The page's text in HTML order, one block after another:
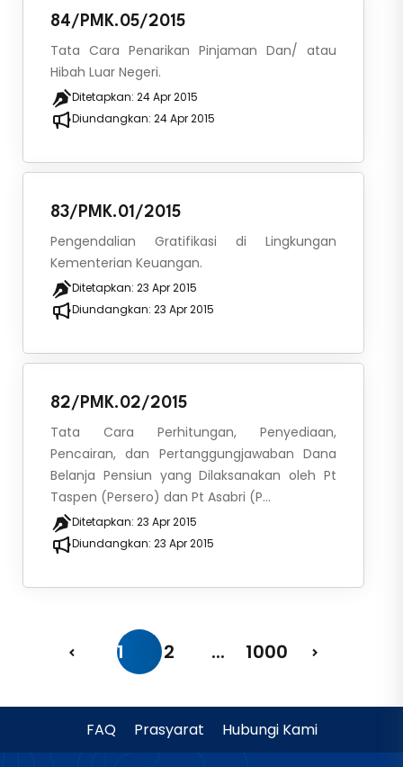
84/PMK.05/2015
Tata Cara Penarikan Pinjaman Dan/ atau
Hibah Luar Negeri.
Ditetapkan: 24 Apr 2015
Diundangkan: 24 Apr 2015
83/PMK.01/2015
Pengendalian Gratifikasi di Lingkungan
Kementerian Keuangan.
Ditetapkan: 23 Apr 2015
Diundangkan: 23 Apr 2015
82/PMK.02/2015
Tata Cara Perhitungan, Penyediaan,
Pencairan, dan Pertanggungjawaban Dana
Belanja Pensiun yang Dilaksanakan oleh Pt
Taspen (Persero) dan Pt Asabri (P...
Ditetapkan: 23 Apr 2015
Diundangkan: 23 Apr 2015
1 2 ... 1000
FAQ Prasyarat Hubungi Kami